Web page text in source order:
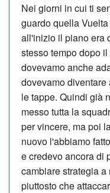
Nei giorni in cui ti
guardo quella
all'inizio il piano era
stesso tempo dopo
dovevamo anche
dovevamo
le tappe. Quindi già
messo tutta la
per vincere, ma poi
nuovo l'abbiamo
e credevo ancora di
cambiare strategia
piuttosto che